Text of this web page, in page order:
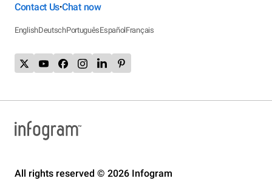
Contact Us•Chat now
EnglishDeutschPortuguêsEspañolFrançais
All rights reserved © 2026 Infogram